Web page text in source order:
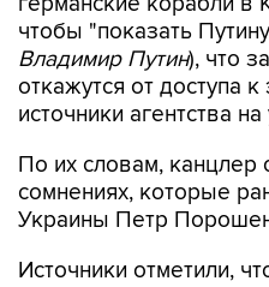
чтобы "показать
Владимир Путин), что
откажутся от доступа
источники агентства
По их словам, канцлер
сомнениях, которые
Украины Петр
Источники отметили,